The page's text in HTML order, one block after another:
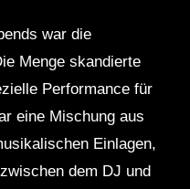
war die
Menge skandierte
Performance für
eine Mischung aus
Einlagen,
dem DJ und